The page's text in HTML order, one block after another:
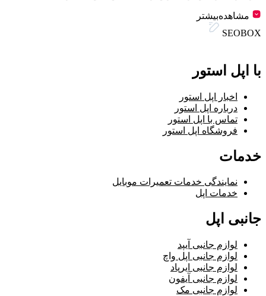
مشاهده‌بیشتر
SEOBOX
با اپل استور
اخبار اپل استور
درباره اپل استور
تماس با اپل استور
فروشگاه اپل استور
خدمات
نمایندگی خدمات تعمیرات موبایل
خدمات اپل
جانبی اپل
لوازم جانبی آیپد
لوازم جانبی اپل واچ
لوازم جانبی ایرپاد
لوازم جانبی آیفون
لوازم جانبی مک